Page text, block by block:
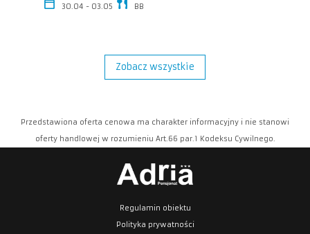
30.04 - 03.05 BB
Zobacz wszystkie
Przedstawiona oferta cenowa ma charakter informacyjny i nie stanowi
oferty handlowej w rozumieniu Art.66 par.1 Kodeksu Cywilnego.
Regulamin obiektu
Polityka prywatności